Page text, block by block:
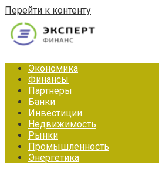
Перейти к контенту
Экономика
Финансы
Партнеры
Банки
Инвестиции
Недвижимость
Рынки
Промышленность
Энергетика